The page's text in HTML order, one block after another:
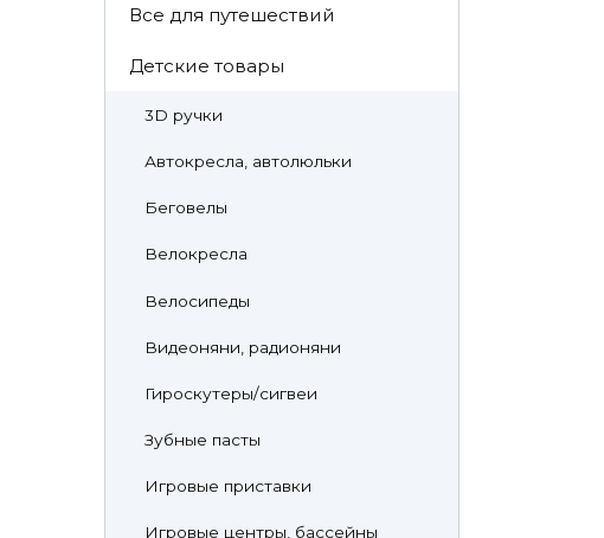
Все для путешествий
Детские товары
3D ручки
Автокресла, автолюльки
Беговелы
Велокресла
Велосипеды
Видеоняни, радионяни
Гироскутеры/сигвеи
Зубные пасты
Игровые приставки
Игровые центры, бассейны